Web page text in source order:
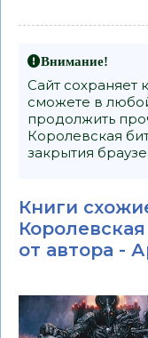
Внимание!
Сайт сохраняет
сможете в
продолжить
Королевская
закрытия
Книги
от автора -